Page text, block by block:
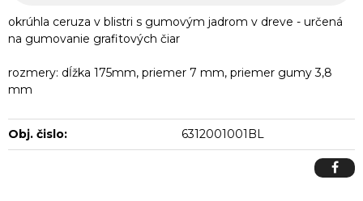
okrúhla ceruza v blistri s gumovým jadrom v dreve - určená
na gumovanie grafitových čiar
rozmery: dĺžka 175mm, priemer 7 mm, priemer gumy 3,8
mm
Obj. čislo: 6312001001BL